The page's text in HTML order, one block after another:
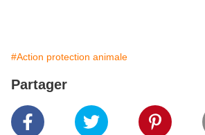
#Action protection animale
Partager